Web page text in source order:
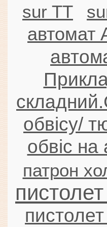
sur TT
автомат
обвісу/
обвіс
патрон